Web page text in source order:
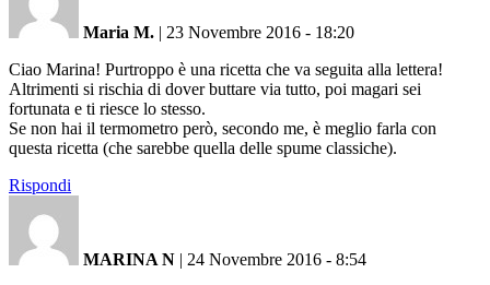
Maria M. | 23 Novembre 2016 - 18:20
Ciao Marina! Purtroppo è una ricetta che va seguita alla lettera!
Altrimenti si rischia di dover buttare via tutto, poi magari sei
fortunata e ti riesce lo stesso.
Se non hai il termometro però, secondo me, è meglio farla con
questa ricetta (che sarebbe quella delle spume classiche).
Rispondi
MARINA N | 24 Novembre 2016 - 8:54